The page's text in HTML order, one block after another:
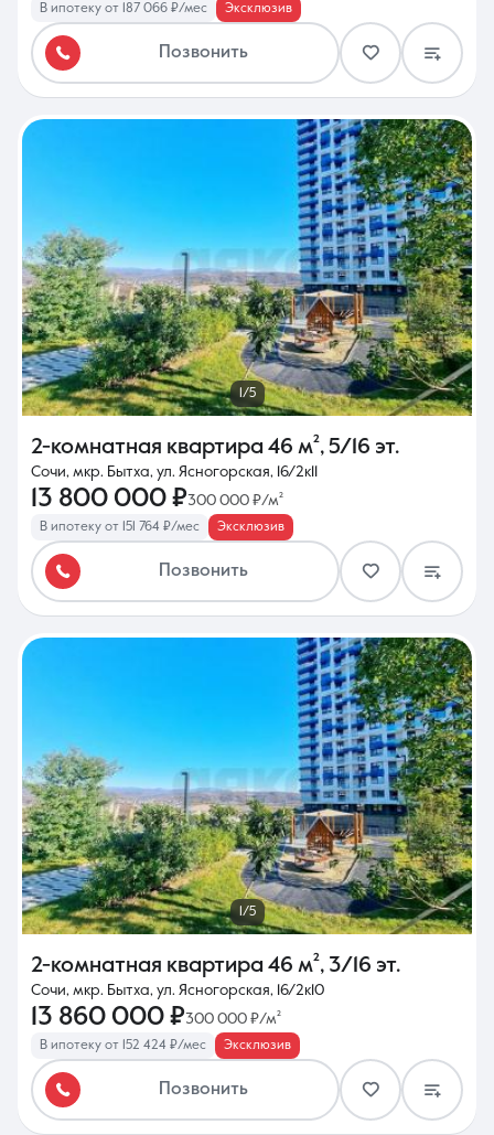
В ипотеку от 187 066 ₽/мес Эксклюзив
Позвонить
1/5
2-комнатная квартира 46 м², 5/16 эт.
Сочи, мкр. Бытха, ул. Ясногорская, 16/2к11
13 800 000 ₽300 000 ₽/м²
В ипотеку от 151 764 ₽/мес Эксклюзив
Позвонить
1/5
2-комнатная квартира 46 м², 3/16 эт.
Сочи, мкр. Бытха, ул. Ясногорская, 16/2к10
13 860 000 ₽300 000 ₽/м²
В ипотеку от 152 424 ₽/мес Эксклюзив
Позвонить